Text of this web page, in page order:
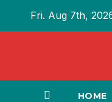
Fri. Aug 7th,
HOME